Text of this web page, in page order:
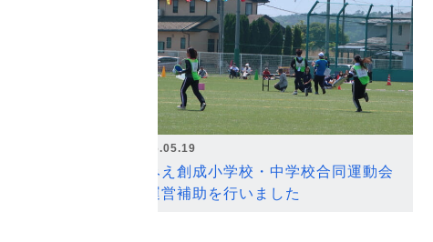
2026.05.19
なみえ創成小学校・中学校合同運動会
の運営補助を行いました